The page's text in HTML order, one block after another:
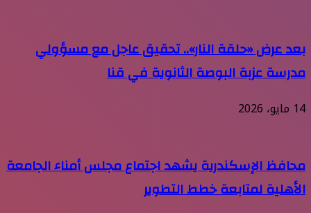
بعد عرض «حلقة النار».. تحقيق عاجل مع مسؤولي
مدرسة عزبة البوصة الثانوية في قنا
14 مايو، 2026
محافظ الإسكندرية يشهد اجتماع مجلس أمناء الجامعة
الأهلية لمتابعة خطط التطوير